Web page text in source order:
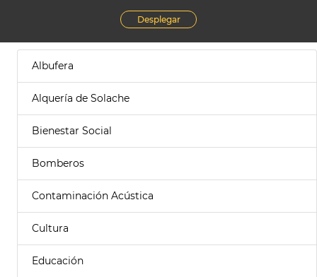
Desplegar
Albufera
Alquería de Solache
Bienestar Social
Bomberos
Contaminación Acústica
Cultura
Educación